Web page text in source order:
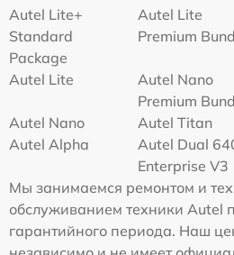
Autel Lite+
Standard
Package
Autel Lite
Premium
Autel Lite
Autel Nano
Premium
Autel Nano
Autel Titan
Autel Alpha
Autel Dual
Enterprise V3
Мы занимаемся ремонтом и
обслуживанием техники Autel
гарантийного периода. Наш